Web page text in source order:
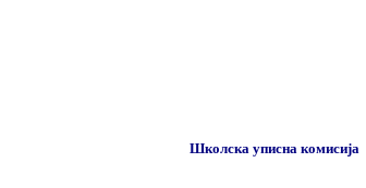
Школска уписна комисија